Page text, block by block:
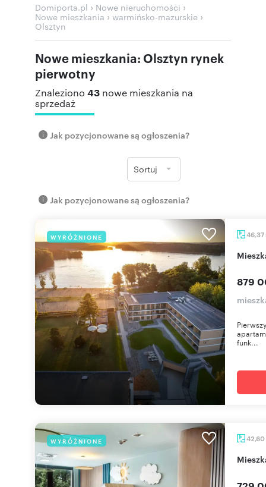
Domiporta.pl › Nowe nieruchomości ›
Nowe mieszkania › warmińsko-mazurskie ›
Olsztyn
Nowe mieszkania: Olsztyn rynek
pierwotny
Znaleziono 43 nowe mieszkania na
sprzedaż
Jak pozycjonowane są ogłoszenia?
Sortuj
Jak pozycjonowane są ogłoszenia?
WYRÓŻNIONE 46,37
879
funk...
WYRÓŻNIONE 42,60